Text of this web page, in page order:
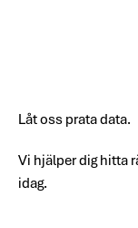
Låt oss prata data.
Vi hjälper dig hitta
idag.